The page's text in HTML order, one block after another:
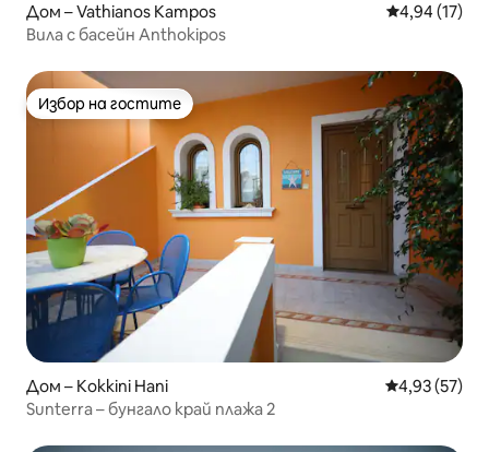
Дом – Vathianos Kampos Средна
4,94 (17)
Вила с басейн Anthokipos
Избор на гостите
Избор на гостите
Дом – Kokkini Hani Средна
4,93 (57)
Sunterra – бунгало край плажа 2